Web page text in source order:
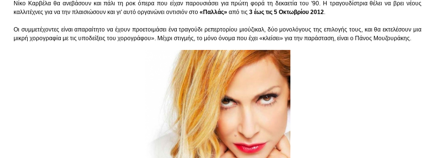
Νίκο Καρβέλα θα ανεβάσουν και πάλι τη ροκ όπερα που είχαν παρουσιάσει για πρώτη φορά τη δεκαετία του '90. Η τραγουδίστρια θέλει να βρει νέους
καλλιτέχνες για να την πλαισιώσουν και γι' αυτό οργανώνει οντισιόν στο «Παλλάς» από τις 3 έως τις 5 Οκτωβρίου 2012.
Οι συμμετέχοντες είναι απαραίτητο να έχουν προετοιμάσει ένα τραγούδι ρεπερτορίου μιούζικαλ, δύο μονολόγους της επιλογής τους, και θα εκτελέσουν μια
μικρή χορογραφία με τις υποδείξεις του χορογράφου». Μέχρι στιγμής, το μόνο όνομα που έχει «κλείσει» για την παράσταση, είναι ο Πάνος Μουζουράκης.